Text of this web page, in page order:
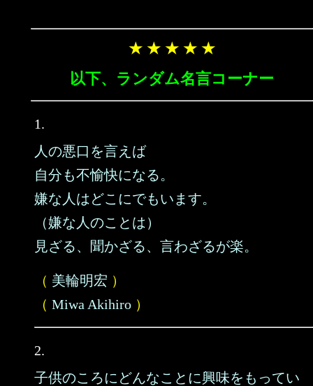
★ ★ ★ ★ ★
以下、ランダム名言コーナー
1.
人の悪口を言えば
自分も不愉快になる。
嫌な人はどこにでもいます。
（嫌な人のことは）
見ざる、聞かざる、言わざるが楽。
（ 美輪明宏 ）
（ Miwa Akihiro ）
2.
子供のころにどんなことに興味をもってい